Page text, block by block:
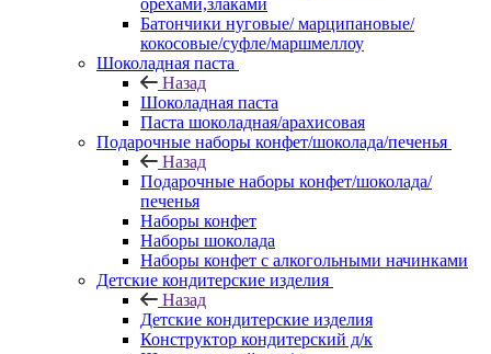
орехами,злаками
Батончики нуговые/ марципановые/
кокосовые/суфле/маршмеллоу
Шоколадная паста
Назад
Шоколадная паста
Паста шоколадная/арахисовая
Подарочные наборы конфет/шоколада/печенья
Назад
Подарочные наборы конфет/шоколада/
печенья
Наборы конфет
Наборы шоколада
Наборы конфет с алкогольными начинками
Детские кондитерские изделия
Назад
Детские кондитерские изделия
Конструктор кондитерский д/к